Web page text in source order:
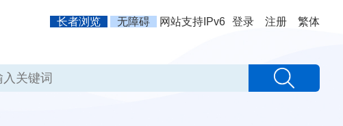
长者浏览 无障碍 网站支持IPv6 登录 注册 繁体